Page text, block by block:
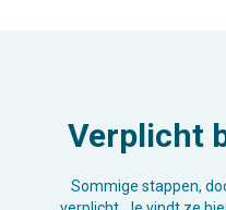
Verplicht
Sommige stappen,